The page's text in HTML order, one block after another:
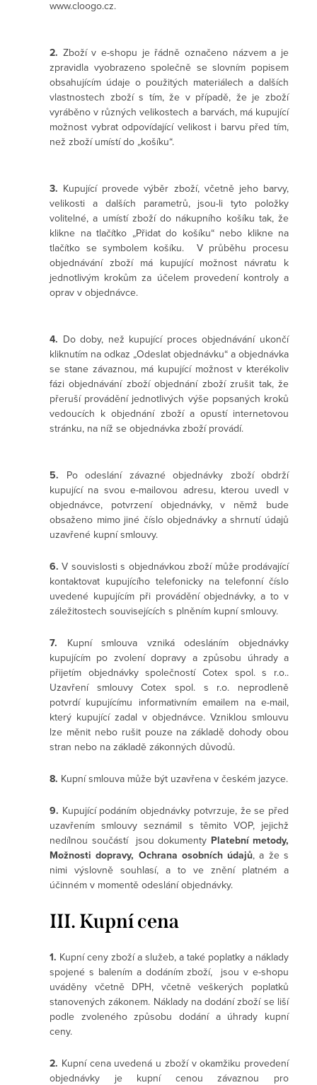
www.cloogo.cz.
2. Zboží v e-shopu je řádně označeno názvem a je
zpravidla vyobrazeno společně se slovním popisem
obsahujícím údaje o použitých materiálech a dalších
vlastnostech zboží s tím, že v případě, že je zboží
vyráběno v různých velikostech a barvách, má kupující
možnost vybrat odpovídající velikost i barvu před tím,
než zboží umístí do „košíku“.
3. Kupující provede výběr zboží, včetně jeho barvy,
velikosti a dalších parametrů, jsou-li tyto položky
volitelné, a umístí zboží do nákupního košíku tak, že
klikne na tlačítko „Přidat do košíku“ nebo klikne na
tlačítko se symbolem košíku. V průběhu procesu
objednávání zboží má kupující možnost návratu k
jednotlivým krokům za účelem provedení kontroly a
oprav v objednávce.
4. Do doby, než kupující proces objednávání ukončí
kliknutím na odkaz „Odeslat objednávku“ a objednávka
se stane závaznou, má kupující možnost v kterékoliv
fázi objednávání zboží objednání zboží zrušit tak, že
přeruší provádění jednotlivých výše popsaných kroků
vedoucích k objednání zboží a opustí internetovou
stránku, na níž se objednávka zboží provádí.
5. Po odeslání závazné objednávky zboží obdrží
kupující na svou e-mailovou adresu, kterou uvedl v
objednávce, potvrzení objednávky, v němž bude
obsaženo mimo jiné číslo objednávky a shrnutí údajů
uzavřené kupní smlouvy.
6.V souvislosti s objednávkou zboží může prodávající
kontaktovat kupujícího telefonicky na telefonní číslo
uvedené kupujícím při provádění objednávky, a to v
záležitostech souvisejících s plněním kupní smlouvy.
7. Kupní smlouva vzniká odesláním objednávky
kupujícím po zvolení dopravy a způsobu úhrady a
přijetím objednávky společností Cotex spol. s r.o..
Uzavření smlouvy Cotex spol. s r.o. neprodleně
potvrdí kupujícímu informativním emailem na e-mail,
který kupující zadal v objednávce. Vzniklou smlouvu
lze měnit nebo rušit pouze na základě dohody obou
stran nebo na základě zákonných důvodů.
8. Kupní smlouva může být uzavřena v českém jazyce.
9. Kupující podáním objednávky potvrzuje, že se před
uzavřením smlouvy seznámil s těmito VOP, jejichž
nedílnou součástí jsou dokumenty Platební metody,
Možnosti dopravy, Ochrana osobních údajů, a že s
nimi výslovně souhlasí, a to ve znění platném a
účinném v momentě odeslání objednávky.
III. Kupní cena
1. Kupní ceny zboží a služeb, a také poplatky a náklady
spojené s balením a dodáním zboží, jsou v e-shopu
uváděny včetně DPH, včetně veškerých poplatků
stanovených zákonem. Náklady na dodání zboží se liší
podle zvoleného způsobu dodání a úhrady kupní
ceny.
2. Kupní cena uvedená u zboží v okamžiku provedení
objednávky je kupní cenou závaznou pro